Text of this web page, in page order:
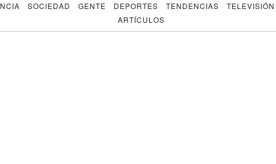
SOCIEDAD GENTE DEPORTES TENDENCIAS
TELEVISIÓN
ARTÍCULOS